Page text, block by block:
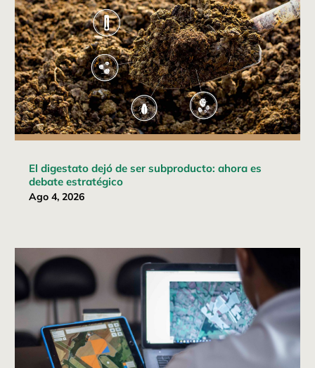
El digestato dejó de ser subproducto: ahora es
debate estratégico
Ago 4, 2026